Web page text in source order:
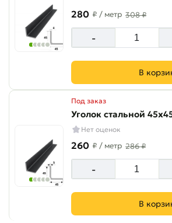
280 ₽ / метр 308 ₽
-
В
Под заказ
Уголок стальной
Нет оценок
260 ₽ / метр 286 ₽
-
В